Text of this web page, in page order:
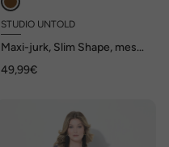
STUDIO UNTOLD
Maxi-jurk, Slim Shape, mesh
49,99€